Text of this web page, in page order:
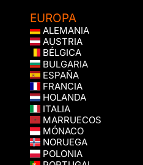
EUROPA
ALEMANIA
AUSTRIA
BÉLGICA
BULGARIA
ESPAÑA
FRANCIA
HOLANDA
ITALIA
MARRUECOS
MÓNACO
NORUEGA
POLONIA